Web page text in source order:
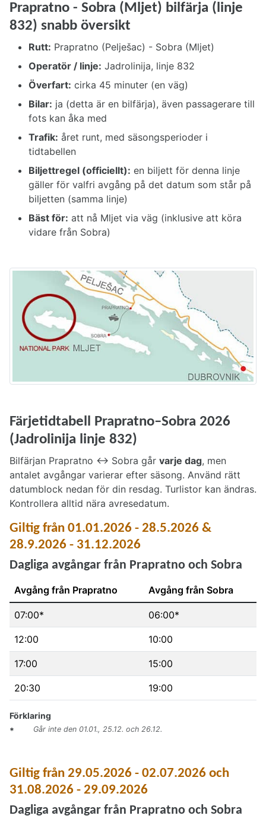
Prapratno - Sobra (Mljet) bilfärja (linje
832) snabb översikt
Rutt: Prapratno (Pelješac) - Sobra (Mljet)
Operatör / linje: Jadrolinija, linje 832
Överfart: cirka 45 minuter (en väg)
Bilar: ja (detta är en bilfärja), även passagerare till
fots kan åka med
Trafik: året runt, med säsongsperioder i
tidtabellen
Biljettregel (officiellt): en biljett för denna linje
gäller för valfri avgång på det datum som står på
biljetten (samma linje)
Bäst för: att nå Mljet via väg (inklusive att köra
vidare från Sobra)
Färjetidtabell Prapratno–Sobra 2026
(Jadrolinija linje 832)
Bilfärjan Prapratno ↔ Sobra går varje dag, men
antalet avgångar varierar efter säsong. Använd rätt
datumblock nedan för din resdag. Turlistor kan ändras.
Kontrollera alltid nära avresedatum.
Giltig från 01.01.2026 - 28.5.2026 &
28.9.2026 - 31.12.2026
Dagliga avgångar från Prapratno och Sobra
Avgång från Prapratno Avgång från Sobra
07:00* 06:00*
12:00 10:00
17:00 15:00
20:30 19:00
Förklaring
*
Går inte den 01.01., 25.12. och 26.12.
Giltig från 29.05.2026 - 02.07.2026 och
31.08.2026 - 29.09.2026
Dagliga avgångar från Prapratno och Sobra